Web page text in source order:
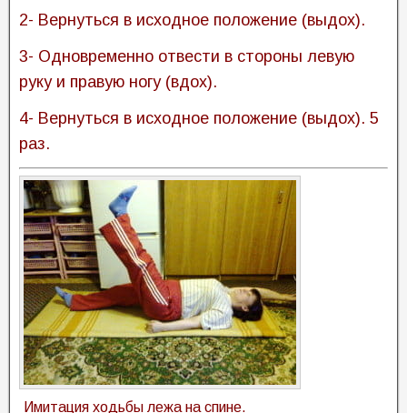
2- Вернуться в исходное положение (выдох).
3- Одновременно отвести в стороны левую
руку и правую ногу (вдох).
4- Вернуться в исходное положение (выдох). 5
раз.
Имитация ходьбы лежа на спине.